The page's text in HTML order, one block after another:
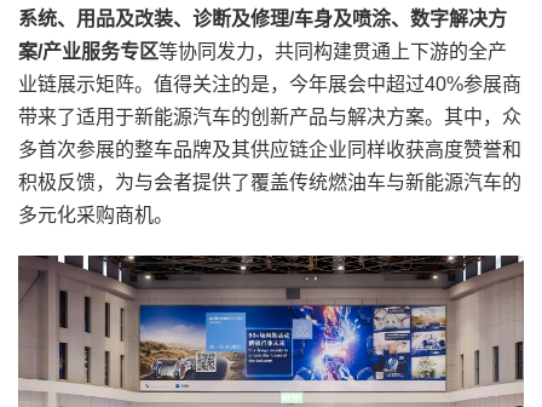
系统、用品及改装、诊断及修理/车身及喷涂、数字解决方
案/产业服务专区等协同发力，共同构建贯通上下游的全产
业链展示矩阵。值得关注的是，今年展会中超过40%参展商
带来了适用于新能源汽车的创新产品与解决方案。其中，众
多首次参展的整车品牌及其供应链企业同样收获高度赞誉和
积极反馈，为与会者提供了覆盖传统燃油车与新能源汽车的
多元化采购商机。